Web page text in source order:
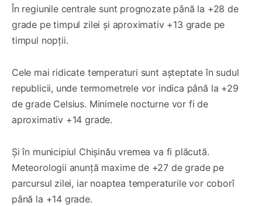
În regiunile centrale sunt prognozate până la +28 de
grade pe timpul zilei și aproximativ +13 grade pe
timpul nopții.
Cele mai ridicate temperaturi sunt așteptate în sudul
republicii, unde termometrele vor indica până la +29
de grade Celsius. Minimele nocturne vor fi de
aproximativ +14 grade.
Și în municipiul Chișinău vremea va fi plăcută.
Meteorologii anunță maxime de +27 de grade pe
parcursul zilei, iar noaptea temperaturile vor coborî
până la +14 grade.